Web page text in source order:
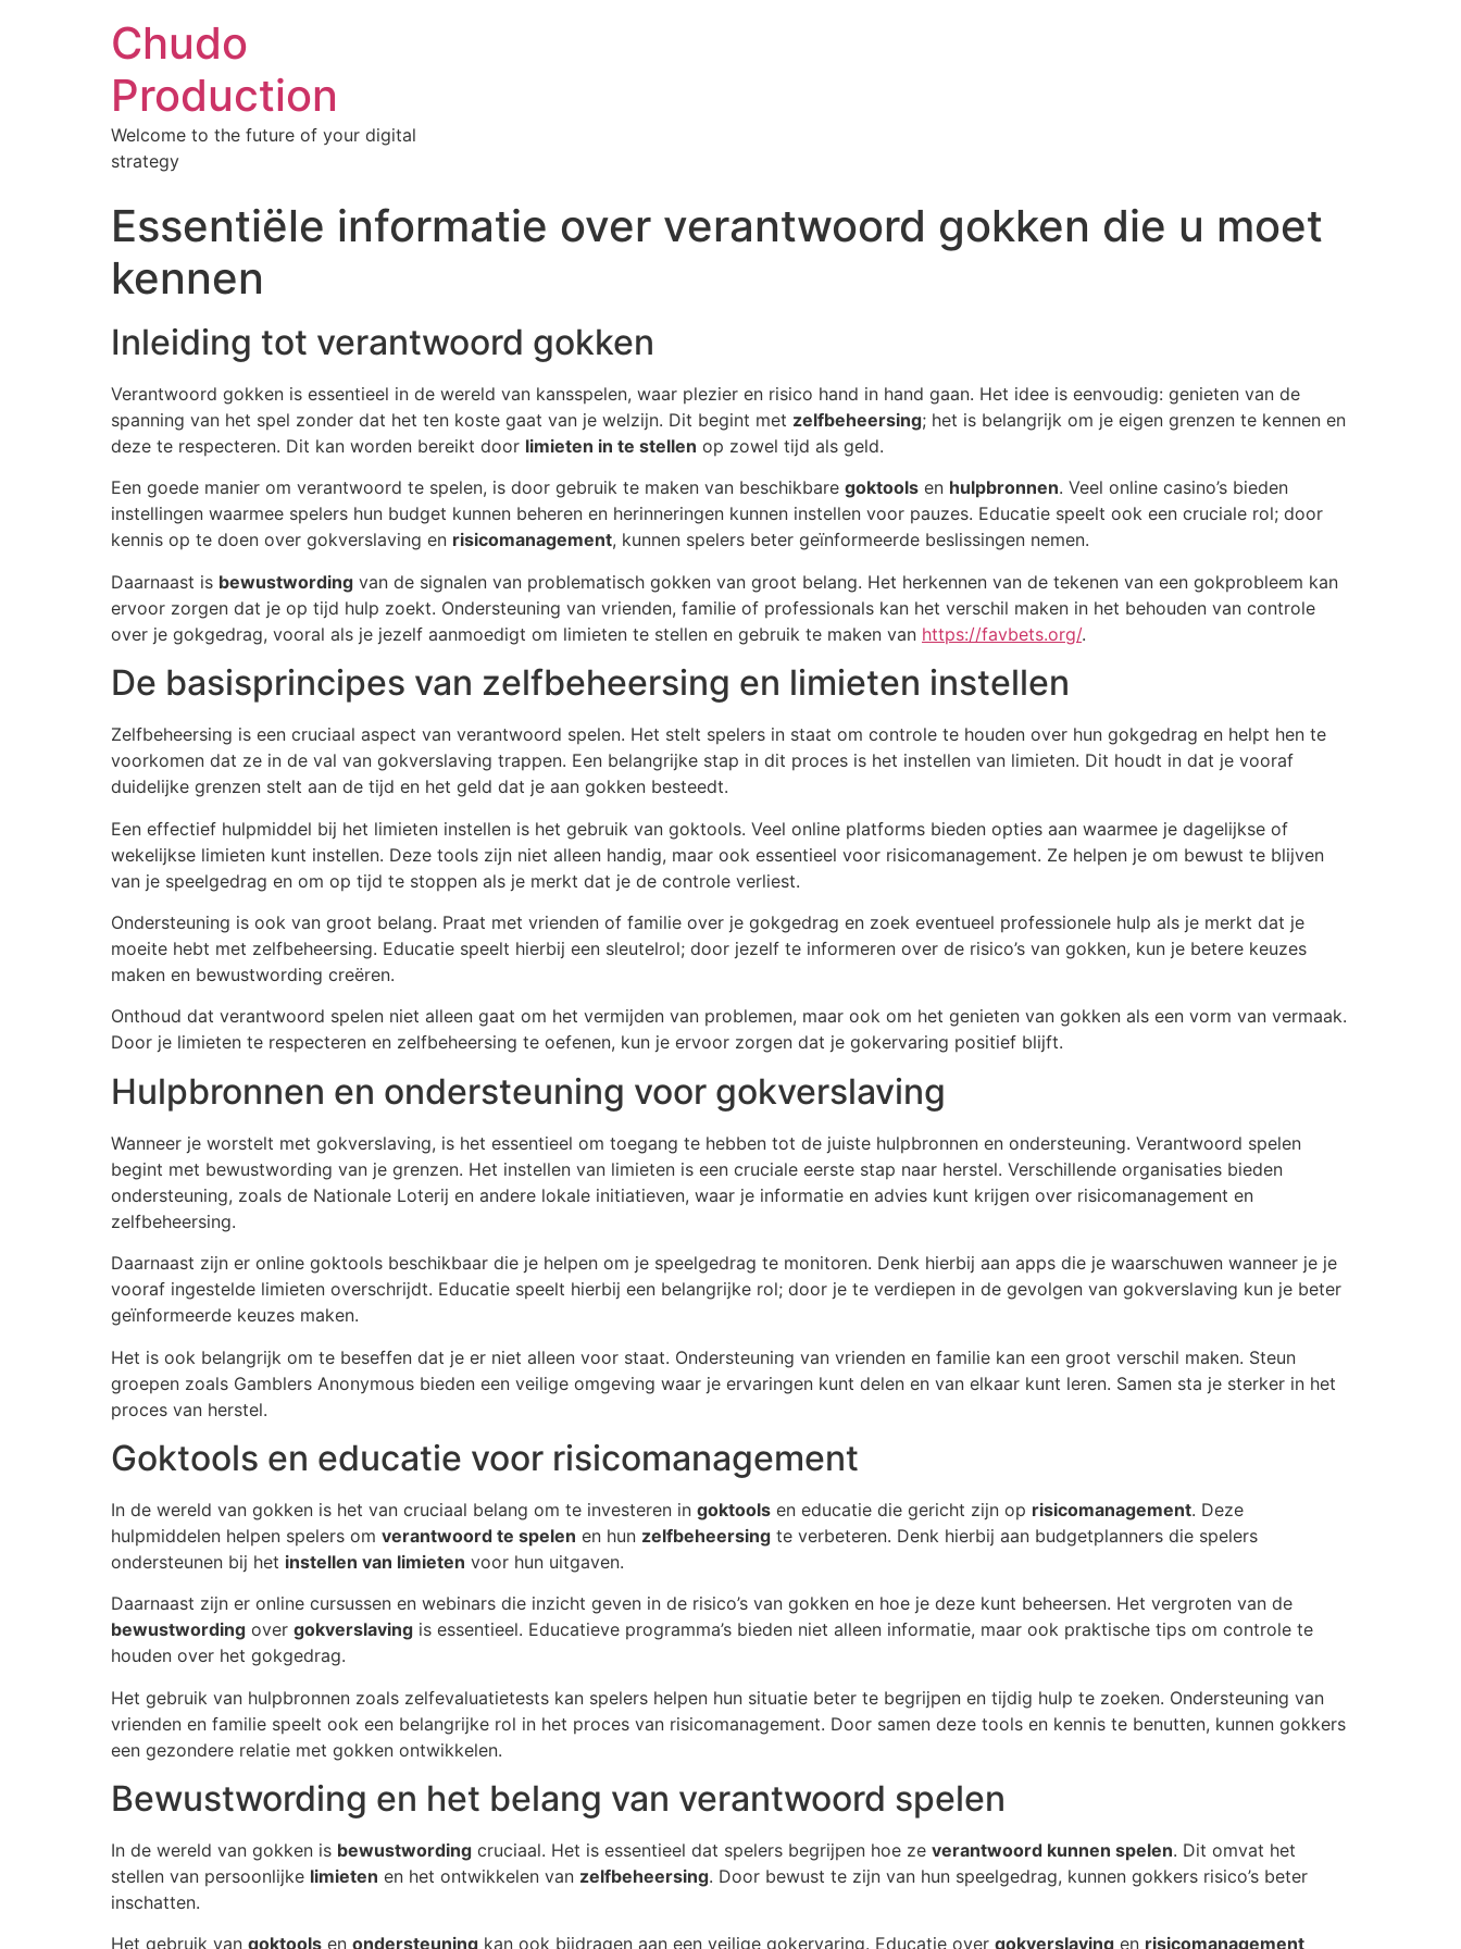
Chudo
Production
Welcome to the future of your digital
strategy
Essentiële informatie over verantwoord gokken die u moet
kennen
Inleiding tot verantwoord gokken
Verantwoord gokken is essentieel in de wereld van kansspelen, waar plezier en risico hand in hand gaan. Het idee is eenvoudig: genieten van de
spanning van het spel zonder dat het ten koste gaat van je welzijn. Dit begint met zelfbeheersing; het is belangrijk om je eigen grenzen te kennen en
deze te respecteren. Dit kan worden bereikt door limieten in te stellen op zowel tijd als geld.
Een goede manier om verantwoord te spelen, is door gebruik te maken van beschikbare goktools en hulpbronnen. Veel online casino’s bieden
instellingen waarmee spelers hun budget kunnen beheren en herinneringen kunnen instellen voor pauzes. Educatie speelt ook een cruciale rol; door
kennis op te doen over gokverslaving en risicomanagement, kunnen spelers beter geïnformeerde beslissingen nemen.
Daarnaast is bewustwording van de signalen van problematisch gokken van groot belang. Het herkennen van de tekenen van een gokprobleem kan
ervoor zorgen dat je op tijd hulp zoekt. Ondersteuning van vrienden, familie of professionals kan het verschil maken in het behouden van controle
over je gokgedrag, vooral als je jezelf aanmoedigt om limieten te stellen en gebruik te maken van https://favbets.org/.
De basisprincipes van zelfbeheersing en limieten instellen
Zelfbeheersing is een cruciaal aspect van verantwoord spelen. Het stelt spelers in staat om controle te houden over hun gokgedrag en helpt hen te
voorkomen dat ze in de val van gokverslaving trappen. Een belangrijke stap in dit proces is het instellen van limieten. Dit houdt in dat je vooraf
duidelijke grenzen stelt aan de tijd en het geld dat je aan gokken besteedt.
Een effectief hulpmiddel bij het limieten instellen is het gebruik van goktools. Veel online platforms bieden opties aan waarmee je dagelijkse of
wekelijkse limieten kunt instellen. Deze tools zijn niet alleen handig, maar ook essentieel voor risicomanagement. Ze helpen je om bewust te blijven
van je speelgedrag en om op tijd te stoppen als je merkt dat je de controle verliest.
Ondersteuning is ook van groot belang. Praat met vrienden of familie over je gokgedrag en zoek eventueel professionele hulp als je merkt dat je
moeite hebt met zelfbeheersing. Educatie speelt hierbij een sleutelrol; door jezelf te informeren over de risico’s van gokken, kun je betere keuzes
maken en bewustwording creëren.
Onthoud dat verantwoord spelen niet alleen gaat om het vermijden van problemen, maar ook om het genieten van gokken als een vorm van vermaak.
Door je limieten te respecteren en zelfbeheersing te oefenen, kun je ervoor zorgen dat je gokervaring positief blijft.
Hulpbronnen en ondersteuning voor gokverslaving
Wanneer je worstelt met gokverslaving, is het essentieel om toegang te hebben tot de juiste hulpbronnen en ondersteuning. Verantwoord spelen
begint met bewustwording van je grenzen. Het instellen van limieten is een cruciale eerste stap naar herstel. Verschillende organisaties bieden
ondersteuning, zoals de Nationale Loterij en andere lokale initiatieven, waar je informatie en advies kunt krijgen over risicomanagement en
zelfbeheersing.
Daarnaast zijn er online goktools beschikbaar die je helpen om je speelgedrag te monitoren. Denk hierbij aan apps die je waarschuwen wanneer je je
vooraf ingestelde limieten overschrijdt. Educatie speelt hierbij een belangrijke rol; door je te verdiepen in de gevolgen van gokverslaving kun je beter
geïnformeerde keuzes maken.
Het is ook belangrijk om te beseffen dat je er niet alleen voor staat. Ondersteuning van vrienden en familie kan een groot verschil maken. Steun
groepen zoals Gamblers Anonymous bieden een veilige omgeving waar je ervaringen kunt delen en van elkaar kunt leren. Samen sta je sterker in het
proces van herstel.
Goktools en educatie voor risicomanagement
In de wereld van gokken is het van cruciaal belang om te investeren in goktools en educatie die gericht zijn op risicomanagement. Deze
hulpmiddelen helpen spelers om verantwoord te spelen en hun zelfbeheersing te verbeteren. Denk hierbij aan budgetplanners die spelers
ondersteunen bij het instellen van limieten voor hun uitgaven.
Daarnaast zijn er online cursussen en webinars die inzicht geven in de risico’s van gokken en hoe je deze kunt beheersen. Het vergroten van de
bewustwording over gokverslaving is essentieel. Educatieve programma’s bieden niet alleen informatie, maar ook praktische tips om controle te
houden over het gokgedrag.
Het gebruik van hulpbronnen zoals zelfevaluatietests kan spelers helpen hun situatie beter te begrijpen en tijdig hulp te zoeken. Ondersteuning van
vrienden en familie speelt ook een belangrijke rol in het proces van risicomanagement. Door samen deze tools en kennis te benutten, kunnen gokkers
een gezondere relatie met gokken ontwikkelen.
Bewustwording en het belang van verantwoord spelen
In de wereld van gokken is bewustwording cruciaal. Het is essentieel dat spelers begrijpen hoe ze verantwoord kunnen spelen. Dit omvat het
stellen van persoonlijke limieten en het ontwikkelen van zelfbeheersing. Door bewust te zijn van hun speelgedrag, kunnen gokkers risico’s beter
inschatten.
Het gebruik van goktools en ondersteuning kan ook bijdragen aan een veilige gokervaring. Educatie over gokverslaving en risicomanagement